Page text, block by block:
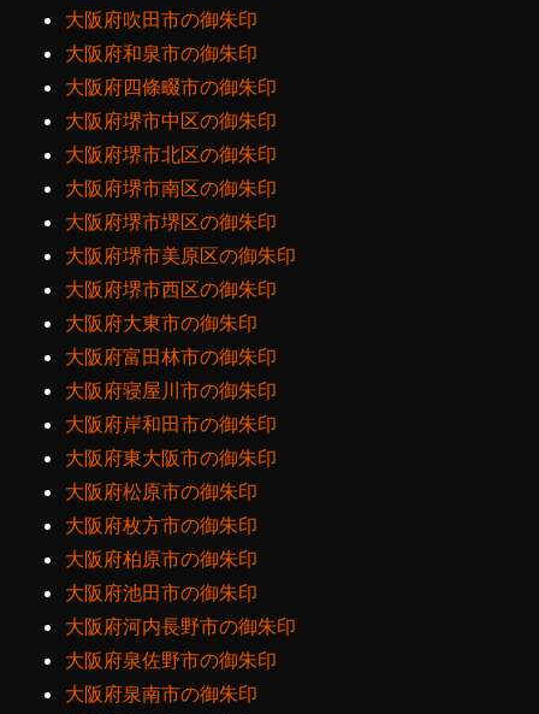
大阪府吹田市の御朱印
大阪府和泉市の御朱印
大阪府四條畷市の御朱印
大阪府堺市中区の御朱印
大阪府堺市北区の御朱印
大阪府堺市南区の御朱印
大阪府堺市堺区の御朱印
大阪府堺市美原区の御朱印
大阪府堺市西区の御朱印
大阪府大東市の御朱印
大阪府富田林市の御朱印
大阪府寝屋川市の御朱印
大阪府岸和田市の御朱印
大阪府東大阪市の御朱印
大阪府松原市の御朱印
大阪府枚方市の御朱印
大阪府柏原市の御朱印
大阪府池田市の御朱印
大阪府河内長野市の御朱印
大阪府泉佐野市の御朱印
大阪府泉南市の御朱印